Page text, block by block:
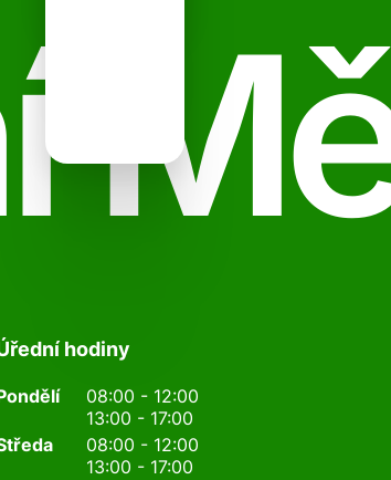
hodiny
08:00 - 12:00
13:00 - 17:00
08:00 - 12:00
13:00 - 17:00